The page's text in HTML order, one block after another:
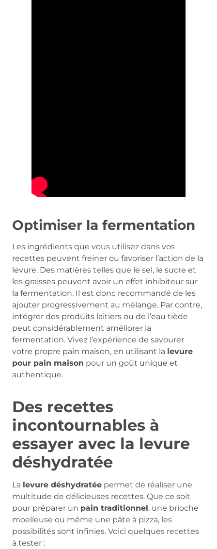
Optimiser la fermentation
Les ingrédients que vous utilisez dans vos
recettes peuvent freiner ou favoriser l’action de la
levure. Des matières telles que le sel, le sucre et
les graisses peuvent avoir un effet inhibiteur sur
la fermentation. Il est donc recommandé de les
ajouter progressivement au mélange. Par contre,
intégrer des produits laitiers ou de l’eau tiède
peut considérablement améliorer la
fermentation. Vivez l’expérience de savourer
votre propre pain maison, en utilisant la levure
pour pain maison pour un goût unique et
authentique.
Des recettes
incontournables à
essayer avec la levure
déshydratée
La levure déshydratée permet de réaliser une
multitude de délicieuses recettes. Que ce soit
pour préparer un pain traditionnel, une brioche
moelleuse ou même une pâte à pizza, les
possibilités sont infinies. Voici quelques recettes
à tester :